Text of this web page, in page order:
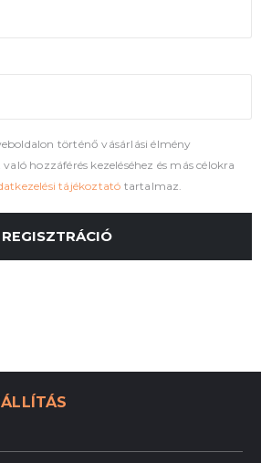
történő vásárlási élmény
hozzáférés kezeléséhez és más célokra
tájékoztató tartalmaz.
REGISZTRÁCIÓ